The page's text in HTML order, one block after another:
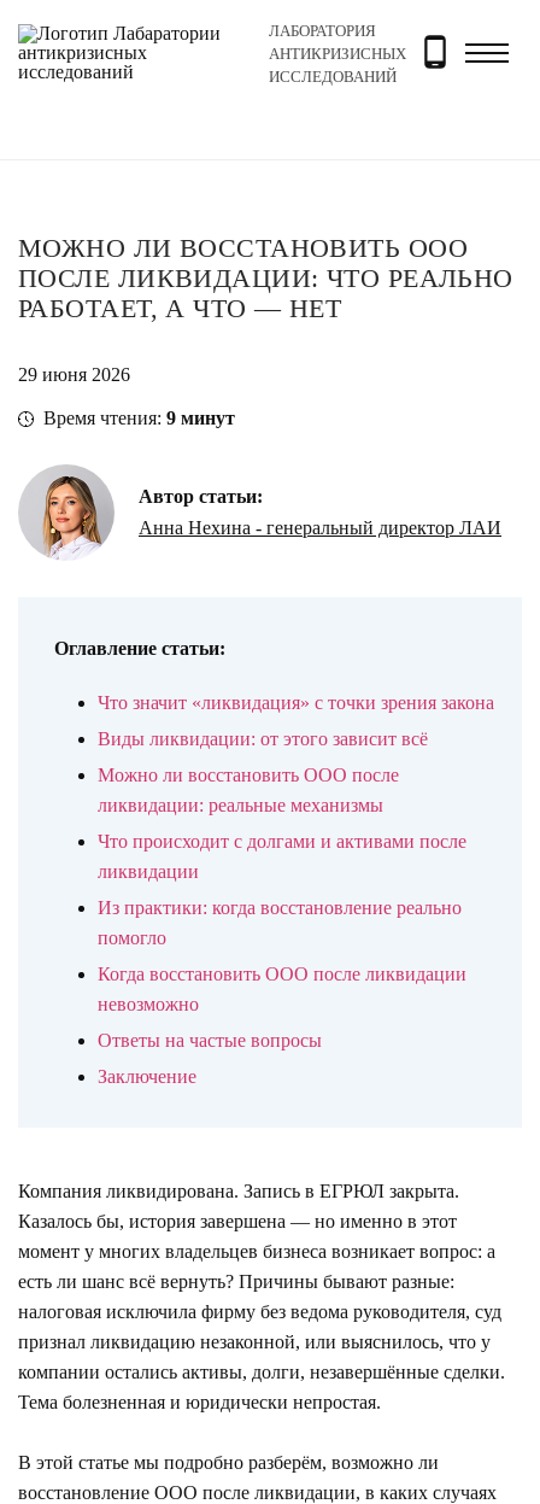
ЛАБОРАТОРИЯ
АНТИКРИЗИСНЫХ
ИССЛЕДОВАНИЙ
Главная Новости и блог Блог Можно ли
МОЖНО ЛИ ВОССТАНОВИТЬ ООО
ПОСЛЕ ЛИКВИДАЦИИ: ЧТО РЕАЛЬНО
РАБОТАЕТ, А ЧТО — НЕТ
29 июня 2026
Время чтения: 9 минут
Автор статьи:
Анна Нехина - генеральный директор ЛАИ
Оглавление статьи:
Что значит «ликвидация» с точки зрения закона
Виды ликвидации: от этого зависит всё
Можно ли восстановить ООО после
ликвидации: реальные механизмы
Что происходит с долгами и активами после
ликвидации
Из практики: когда восстановление реально
помогло
Когда восстановить ООО после ликвидации
невозможно
Ответы на частые вопросы
Заключение
Компания ликвидирована. Запись в ЕГРЮЛ закрыта.
Казалось бы, история завершена — но именно в этот
момент у многих владельцев бизнеса возникает вопрос: а
есть ли шанс всё вернуть? Причины бывают разные:
налоговая исключила фирму без ведома руководителя, суд
признал ликвидацию незаконной, или выяснилось, что у
компании остались активы, долги, незавершённые сделки.
Тема болезненная и юридически непростая.
В этой статье мы подробно разберём, возможно ли
восстановление ООО после ликвидации, в каких случаях